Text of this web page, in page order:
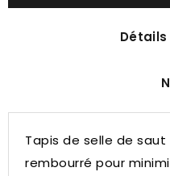
Détails
Tapis de selle de
rembourré pour